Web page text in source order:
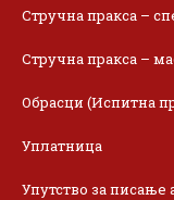
Стручна пракса –
Стручна пракса –
Обрасци (Испитна
Уплатница
Упутство за